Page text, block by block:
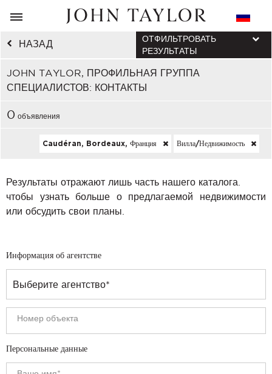
НАЗАД
JOHN TAYLOR, ПРОФИЛЬНАЯ ГРУППА
СПЕЦИАЛИСТОВ: КОНТАКТЫ
ОТФИЛЬТРОВАТЬ
РЕЗУЛЬТАТЫ
0 объявления
Caudéran, Bordeaux, Франция Вилла/недвижимость
Результаты отражают лишь часть нашего каталога.
чтобы узнать больше о предлагаемой недвижимости
или обсудить свои планы.
Информация об агентстве
Персональные данные